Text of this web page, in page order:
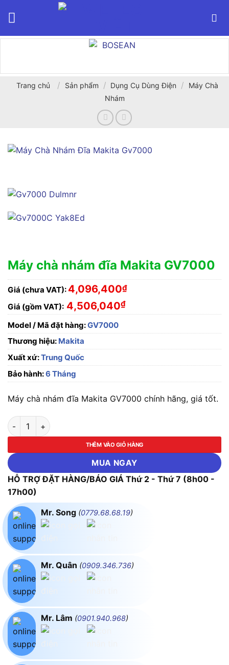
Trang chủ / Sản phẩm / Dụng Cụ Dùng Điện /
Máy Chà
Nhám
Máy chà nhám đĩa Makita GV7000
Giá (chưa VAT): 4,096,400₫
Giá (gồm VAT): 4,506,040₫
Model / Mã đặt hàng:GV7000
Thương hiệu: Makita
Xuất xứ:Trung Quốc
Bảo hành:6 Tháng
Máy chà nhám đĩa Makita GV7000 chính hãng, giá tốt.
Máy chà nhám đĩa Makita GV7000 số lượng
THÊM VÀO GIỎ HÀNG
MUA NGAY
HỖ TRỢ ĐẶT HÀNG/BÁO GIÁ Thứ 2 - Thứ 7 (8h00 -
17h00)
Mr. Song (0779.68.68.19)
Mr. Quân (0909.346.736)
Mr. Lâm (0901.940.968)